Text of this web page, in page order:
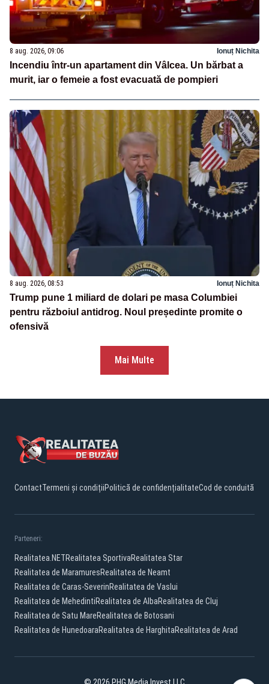
8 aug. 2026, 09:06 Ionuț Nichita
Incendiu într-un apartament din Vâlcea. Un bărbat a
murit, iar o femeie a fost evacuată de pompieri
8 aug. 2026, 08:53 Ionuț Nichita
Trump pune 1 miliard de dolari pe masa Columbiei
pentru războiul antidrog. Noul președinte promite o
ofensivă
Mai Multe
ContactTermeni și condițiiPolitică de confidențialitateCod de conduită
Parteneri:
Realitatea.NETRealitatea SportivaRealitatea Star
Realitatea de MaramuresRealitatea de Neamt
Realitatea de Caras-SeverinRealitatea de Vaslui
Realitatea de MehedintiRealitatea de AlbaRealitatea de Cluj
Realitatea de Satu MareRealitatea de Botosani
Realitatea de HunedoaraRealitatea de HarghitaRealitatea de Arad